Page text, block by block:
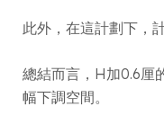
此外，在這計劃下，
總結而言，H加0.6厘
幅下調空間。